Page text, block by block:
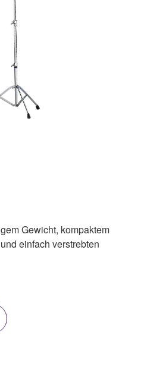
Gewicht, kompaktem
einfach verstrebten